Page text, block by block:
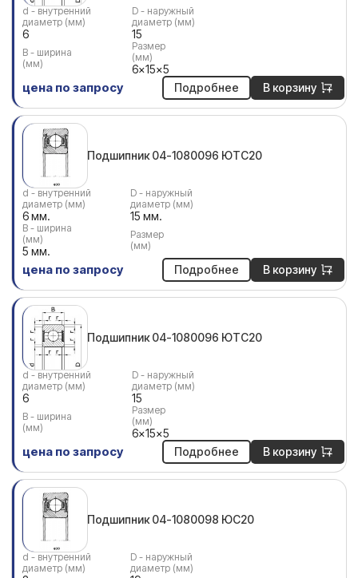
d - внутренний
диаметр (мм)
6
D - наружный
диаметр (мм)
15
В - ширина
(мм)
Размер
(мм)
6x15x5
цена по запросу Подробнее В корзину
Подшипник 04-1080096 ЮТС20
d - внутренний
диаметр (мм)
6 мм.
D - наружный
диаметр (мм)
15 мм.
В - ширина
(мм)
5 мм.
Размер
(мм)
цена по запросу Подробнее В корзину
Подшипник 04-1080096 ЮТС20
d - внутренний
диаметр (мм)
6
D - наружный
диаметр (мм)
15
В - ширина
(мм)
Размер
(мм)
6x15x5
цена по запросу Подробнее В корзину
Подшипник 04-1080098 ЮС20
d - внутренний
диаметр (мм)
D - наружный
диаметр (мм)